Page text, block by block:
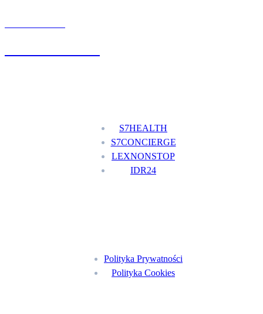
S7HEALTH
S7CONCIERGE
LEXNONSTOP
IDR24
Polityka Prywatności
Polityka Cookies